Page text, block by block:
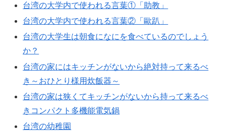
台湾の大学内で使われる言葉①「助教」
台湾の大学内で使われる言葉②「歐趴」
台湾の大学生は朝食になにを食べているのでしょう
か？
台湾の家にはキッチンがないから絶対持って来るべ
き～おひとり様用炊飯器～
台湾の家は狭くてキッチンがないから持って来るべ
きコンパクト多機能電気鍋
台湾の幼稚園